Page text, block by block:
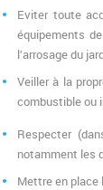
Eviter toute
équipements
l’arrosage du
Veiller à la
combustible ou
Respecter
notamment les
Mettre en place